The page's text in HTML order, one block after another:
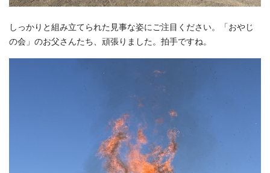
しっかりと組み立てられた見事な姿にご注目ください。「おやじ
の会」のお父さんたち、頑張りました。拍手ですね。